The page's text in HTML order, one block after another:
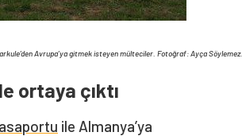
Avrupa’ya gitmek isteyen mülteciler. Fotoğraf: Ayça Söylemez.
ortaya çıktı
ile Almanya’ya